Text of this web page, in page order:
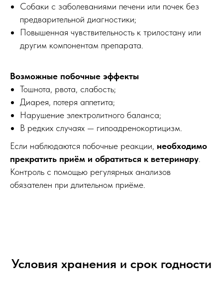
Собаки с заболеваниями печени или почек без
предварительной диагностики;
Повышенная чувствительность к трилостану или
другим компонентам препарата.
Возможные побочные эффекты
Тошнота, рвота, слабость;
Диарея, потеря аппетита;
Нарушение электролитного баланса;
В редких случаях — гипоадренокортицизм.
Если наблюдаются побочные реакции, необходимо
прекратить приём и обратиться к ветеринару.
Контроль с помощью регулярных анализов
обязателен при длительном приёме.
Условия хранения и срок годности